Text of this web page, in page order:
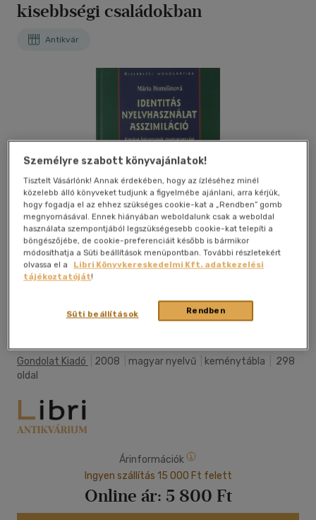
kisebbségi családokban
Antikvár
Kívánságlistához adom
Gondolat Kiadó 2008 magyar nyelvű keménytábla
298
oldal
Árinformációk
Ingyen szállítás 15 000 Ft felett
Online ár: 5 800 Ft
Személyre szabott könyvajánlatok!
Tisztelt Vásárlónk! Annak érdekében, hogy az ízléséhez minél
közelebb álló könyveket tudjunk a figyelmébe ajánlani, arra kérjük,
hogy fogadja el az ehhez szükséges cookie-kat a „Rendben” gomb
megnyomásával. Ennek hiányában weboldalunk csak a weboldal
használata szempontjából legszükségesebb cookie-kat telepíti a
böngészőjébe, de cookie-preferenciáit később is bármikor
módosíthatja a Süti beállítások menüpontban. További részletekért
olvassa el a
Libri Könyvkereskedelmi Kft. adatkezelési
tájékoztatóját!
Rendben
Süti beállítások